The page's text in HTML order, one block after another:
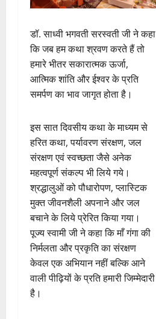
डॉ. साध्वी भगवती सरस्वती जी ने कहा
कि जब हम कथा श्रवण करते हैं तो
हमारे भीतर सकारात्मक ऊर्जा,
आत्मिक शांति और ईश्वर के प्रति
समर्पण का भाव जागृत होता है।
इस सात दिवसीय कथा के माध्यम से
हरित कथा, पर्यावरण संरक्षण, जल
संरक्षण एवं स्वच्छता जैसे अनेक
महत्वपूर्ण संकल्प भी लिये गये।
श्रद्धालुओं को पौधारोपण, प्लास्टिक
मुक्त जीवनशैली अपनाने और जल
बचाने के लिये प्रेरित किया गया।
पूज्य स्वामी जी ने कहा कि माँ गंगा की
निर्मलता और प्रकृति का संरक्षण
केवल एक अभियान नहीं बल्कि आने
वाली पीढ़ियों के प्रति हमारी जिम्मेदारी
है।